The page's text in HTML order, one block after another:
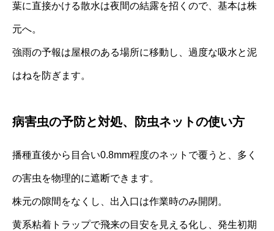
葉に直接かける散水は夜間の結露を招くので、基本は株
元へ。
強雨の予報は屋根のある場所に移動し、過度な吸水と泥
はねを防ぎます。
病害虫の予防と対処、防虫ネットの使い方
播種直後から目合い0.8mm程度のネットで覆うと、多く
の害虫を物理的に遮断できます。
株元の隙間をなくし、出入口は作業時のみ開閉。
黄系粘着トラップで飛来の目安を見える化し、発生初期